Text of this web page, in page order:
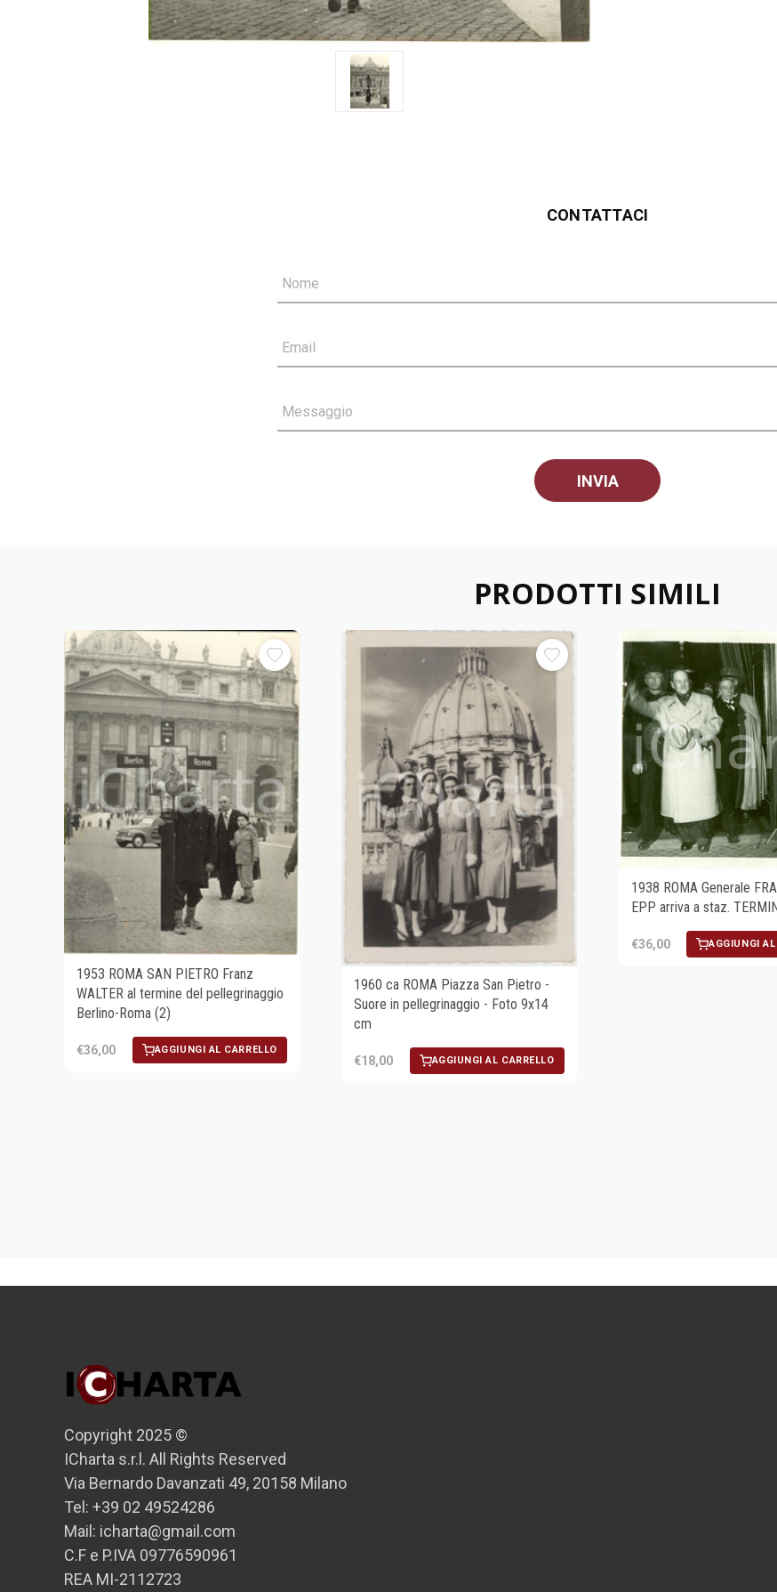
CONTATTACI
Nome
Email
Messaggio
PRODOTTI SIMILI
1953 ROMA SAN PIETRO Franz
WALTER al termine del pellegrinaggio
Berlino-Roma (2)
€36,00 AGGIUNGI AL CARRELLO
1960 ca ROMA Piazza San Pietro -
Suore in pellegrinaggio - Foto 9x14
cm
€18,00 AGGIUNGI AL CARRELLO
1938 ROMA Generale
EPP arriva a staz. TERMINI
€36,00 AGGIUNGI
Copyright 2025 ©
ICharta s.r.l. All Rights Reserved
Via Bernardo Davanzati 49, 20158 Milano
Tel: +39 02 49524286
Mail: icharta@gmail.com
C.F e P.IVA 09776590961
REA MI-2112723